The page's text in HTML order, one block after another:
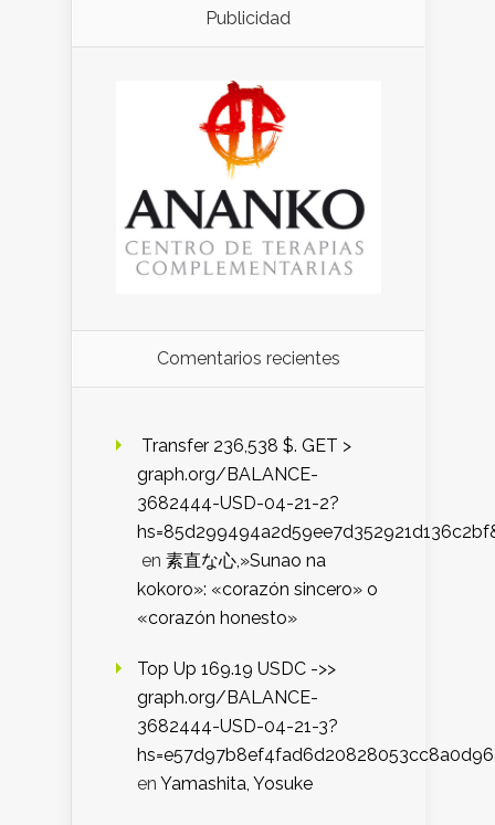
Publicidad
Comentarios recientes
️ Transfer 236,538 $. GET >
graph.org/BALANCE-
3682444-USD-04-21-2?
en 素直な心,»Sunao na
kokoro»: «corazón sincero» o
«corazón honesto»
Top Up 169.19 USDC ->>
graph.org/BALANCE-
3682444-USD-04-21-3?
en Yamashita, Yosuke